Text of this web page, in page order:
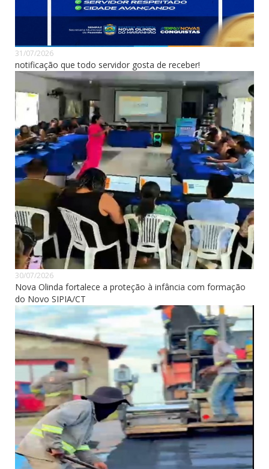
31/07/2026
notificação que todo servidor gosta de receber!
30/07/2026
Nova Olinda fortalece a proteção à infância com formação
do Novo SIPIA/CT